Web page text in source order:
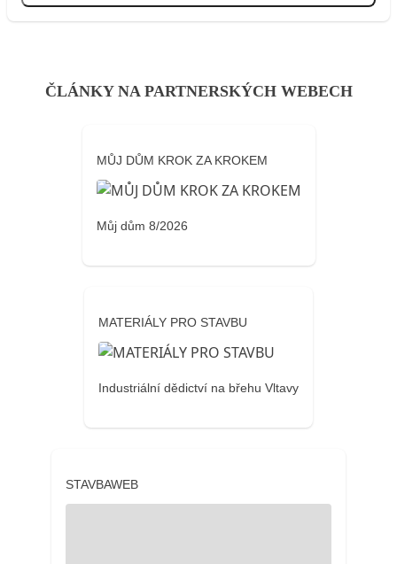
ČLÁNKY NA PARTNERSKÝCH WEBECH
MŮJ DŮM KROK ZA KROKEM
Můj dům 8/2026
MATERIÁLY PRO STAVBU
Industriální dědictví na břehu Vltavy
STAVBAWEB